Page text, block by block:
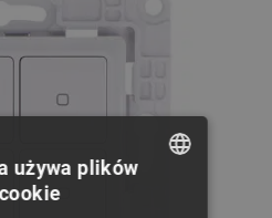
używa plików
cookie